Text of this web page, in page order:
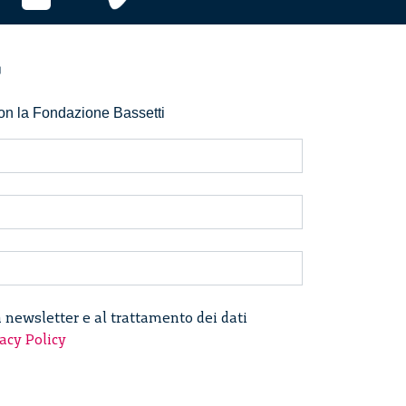
la Fondazione Bassetti
newsletter e al trattamento dei dati
Policy